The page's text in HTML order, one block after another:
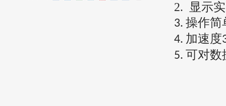
2.
显示
3. 操作简
4. 加速度
5. 可对数